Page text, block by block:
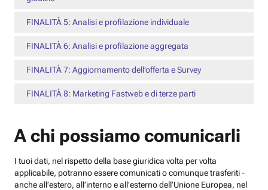
FINALITÀ 5: Analisi e profilazione individuale
FINALITÀ 6: Analisi e profilazione aggregata
FINALITÀ 7: Aggiornamento dell’offerta e Survey
FINALITÀ 8: Marketing Fastweb e di terze parti
A chi possiamo comunicarli
I tuoi dati, nel rispetto della base giuridica volta per volta
applicabile, potranno essere comunicati o comunque trasferiti -
anche all’estero, all’interno e all’esterno dell’Unione Europea, nel